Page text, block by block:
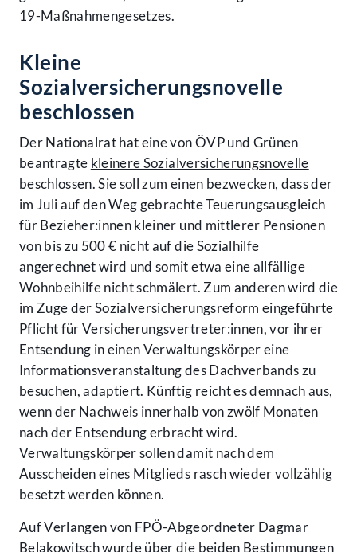
19-Maßnahmengesetzes.
Kleine
Sozialversicherungsnovelle
beschlossen
Der Nationalrat hat eine von ÖVP und Grünen
beantragte kleinere Sozialversicherungsnovelle
beschlossen. Sie soll zum einen bezwecken, dass der
im Juli auf den Weg gebrachte Teuerungsausgleich
für Bezieher:innen kleiner und mittlerer Pensionen
von bis zu 500 € nicht auf die Sozialhilfe
angerechnet wird und somit etwa eine allfällige
Wohnbeihilfe nicht schmälert. Zum anderen wird die
im Zuge der Sozialversicherungsreform eingeführte
Pflicht für Versicherungsvertreter:innen, vor ihrer
Entsendung in einen Verwaltungskörper eine
Informationsveranstaltung des Dachverbands zu
besuchen, adaptiert. Künftig reicht es demnach aus,
wenn der Nachweis innerhalb von zwölf Monaten
nach der Entsendung erbracht wird.
Verwaltungskörper sollen damit nach dem
Ausscheiden eines Mitglieds rasch wieder vollzählig
besetzt werden können.
Auf Verlangen von FPÖ-Abgeordneter Dagmar
Belakowitsch wurde über die beiden Bestimmungen